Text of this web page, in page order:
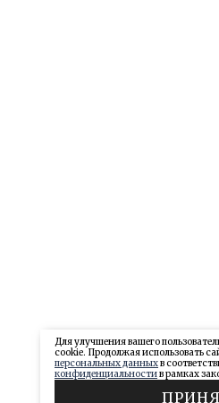
Для улучшения вашего
cookie. Продолжая использовать
персональных данныхв
конфиденциальностив рамках